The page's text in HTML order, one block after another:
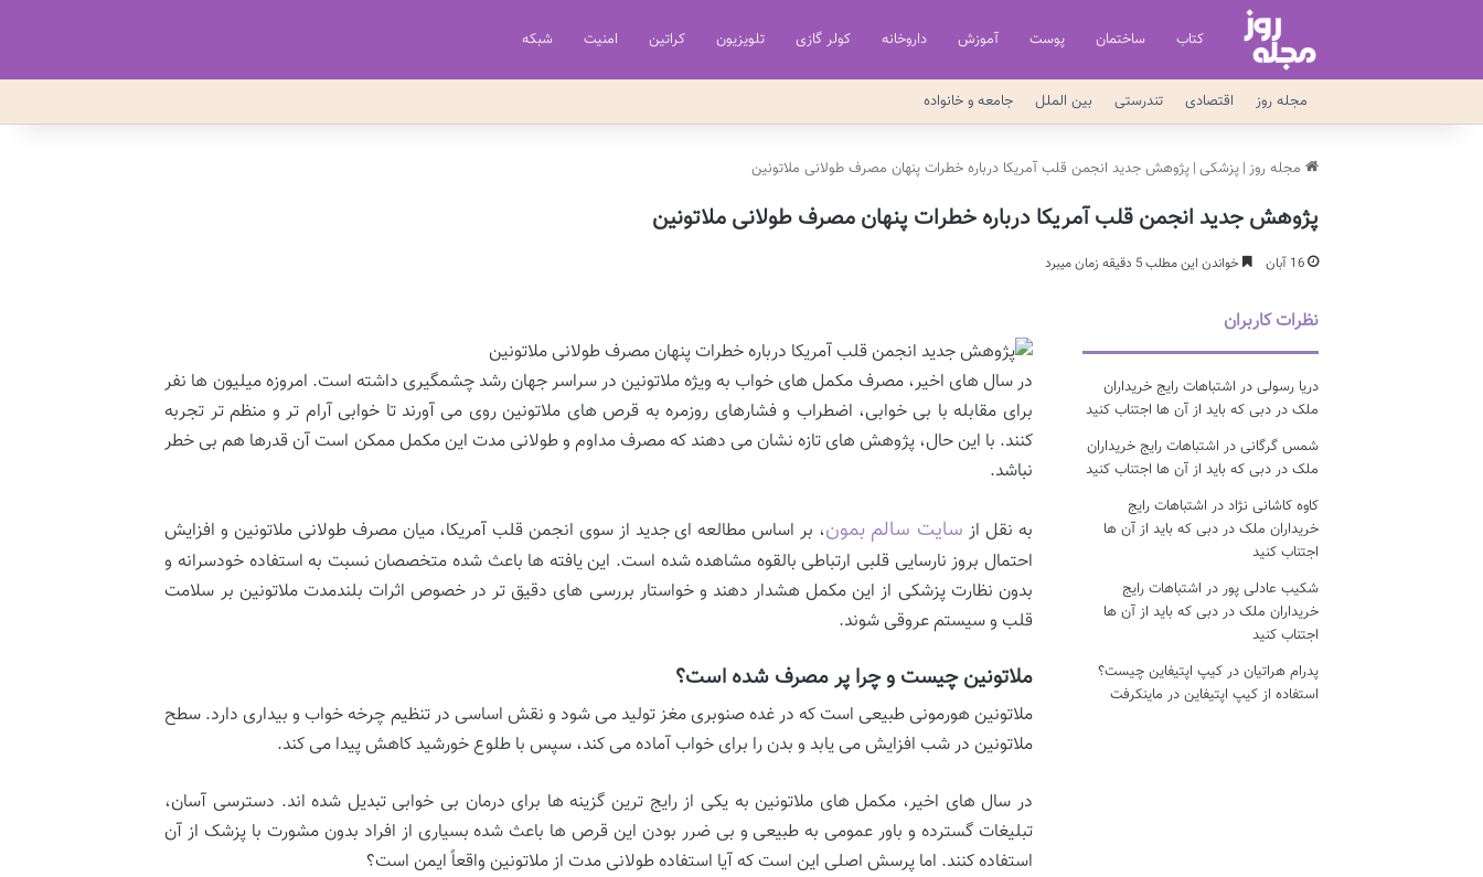
کتاب ساختمان پوست آموزش داروخانه کولر گازی تلویزیون کراتین امنیت شبکه
مجله روز اقتصادی تندرستی بین الملل جامعه و خانواده
مجله روز | پزشکی | پژوهش جدید انجمن قلب آمریکا درباره خطرات پنهان مصرف طولانی ملاتونین
پژوهش جدید انجمن قلب آمریکا درباره خطرات پنهان مصرف طولانی ملاتونین
16 آبان خواندن این مطلب 5 دقیقه زمان میبرد
در سال های اخیر، مصرف مکمل های خواب به ویژه ملاتونین در سراسر جهان رشد چشمگیری داشته است. امروزه میلیون ها نفر
برای مقابله با بی خوابی، اضطراب و فشارهای روزمره به قرص های ملاتونین روی می آورند تا خوابی آرام تر و منظم تر تجربه
کنند. با این حال، پژوهش های تازه نشان می دهند که مصرف مداوم و طولانی مدت این مکمل ممکن است آن قدرها هم بی خطر
نباشد.
به نقل از سایت سالم بمون، بر اساس مطالعه ای جدید از سوی انجمن قلب آمریکا، میان مصرف طولانی ملاتونین و افزایش
احتمال بروز نارسایی قلبی ارتباطی بالقوه مشاهده شده است. این یافته ها باعث شده متخصصان نسبت به استفاده خودسرانه و
بدون نظارت پزشکی از این مکمل هشدار دهند و خواستار بررسی های دقیق تر در خصوص اثرات بلندمدت ملاتونین بر سلامت
قلب و سیستم عروقی شوند.
ملاتونین چیست و چرا پر مصرف شده است؟
ملاتونین هورمونی طبیعی است که در غده صنوبری مغز تولید می شود و نقش اساسی در تنظیم چرخه خواب و بیداری دارد. سطح
ملاتونین در شب افزایش می یابد و بدن را برای خواب آماده می کند، سپس با طلوع خورشید کاهش پیدا می کند.
در سال های اخیر، مکمل های ملاتونین به یکی از رایج ترین گزینه ها برای درمان بی خوابی تبدیل شده اند. دسترسی آسان،
تبلیغات گسترده و باور عمومی به طبیعی و بی ضرر بودن این قرص ها باعث شده بسیاری از افراد بدون مشورت با پزشک از آن
استفاده کنند. اما پرسش اصلی این است که آیا استفاده طولانی مدت از ملاتونین واقعاً ایمن است؟
نظرات کاربران
دریا رسولی در اشتباهات رایج خریداران
ملک در دبی که باید از آن ها اجتناب کنید
شمس گرگانی در اشتباهات رایج خریداران
ملک در دبی که باید از آن ها اجتناب کنید
کاوه کاشانی نژاد در اشتباهات رایج
خریداران ملک در دبی که باید از آن ها
اجتناب کنید
شکیب عادلی پور در اشتباهات رایج
خریداران ملک در دبی که باید از آن ها
اجتناب کنید
پدرام هراتیان درکیپ اپتیفاین چیست؟
استفاده از کیپ اپتیفاین در ماینکرفت